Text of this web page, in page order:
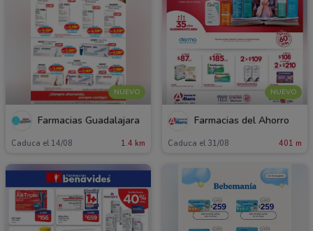
NUEVO
Farmacias Guadalajara
Caduca el 14/08 1.4 km
NUEVO
Farmacias del Ahorro
Caduca el 31/08 401 m